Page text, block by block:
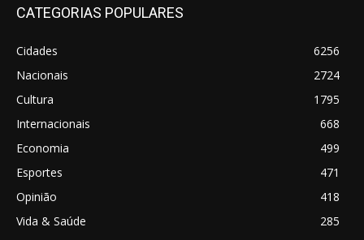
CATEGORIAS POPULARES
Cidades
6256
Nacionais
2724
Cultura
1795
Internacionais
668
Economia
499
Esportes
471
Opinião
418
Vida & Saúde
285